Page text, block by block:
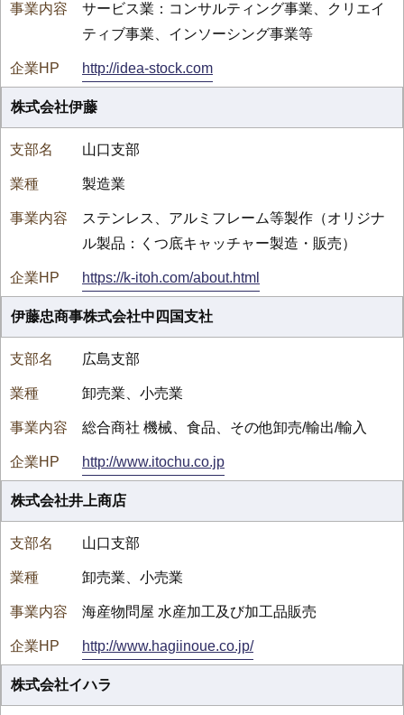
サービス業：コンサルティング事業、クリエイ
ティブ事業、インソーシング事業等
http://idea-stock.com
株式会社伊藤
山口支部
製造業
ステンレス、アルミフレーム等製作（オリジナ
ル製品：くつ底キャッチャー製造・販売）
https://k-itoh.com/about.html
伊藤忠商事株式会社中四国支社
広島支部
卸売業、小売業
総合商社 機械、食品、その他卸売/輸出/輸入
http://www.itochu.co.jp
株式会社井上商店
山口支部
卸売業、小売業
海産物問屋 水産加工及び加工品販売
http://www.hagiinoue.co.jp/
株式会社イハラ